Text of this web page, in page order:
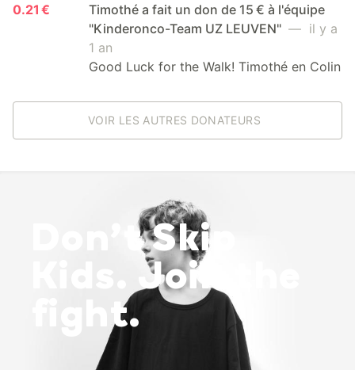
0.21 €
Timothé a fait un don de 15 € à l'équipe
"Kinderonco-Team UZ LEUVEN" — il y a
1 an
Good Luck for the Walk! Timothé en Colin
VOIR LES AUTRES DONATEURS
Don’t Skip
Kids. Join the
fight.